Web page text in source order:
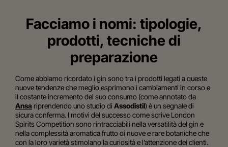
Facciamo i nomi: tipologie,
prodotti, tecniche di
preparazione
Come abbiamo ricordato i gin sono tra i prodotti legati a queste
nuove tendenze che meglio esprimono i cambiamenti in corso e
il costante incremento del suo consumo (come annotato da
Ansa riprendendo uno studio di Assodistil) è un segnale di
sicura conferma. I motivi del successo come scrive London
Spirits Competition sono rintracciabili nella versatilità del gin e
nella complessità aromatica frutto di nuove e rare botaniche che
con la loro varietà stimolano la curiosità e l’attenzione dei clienti.